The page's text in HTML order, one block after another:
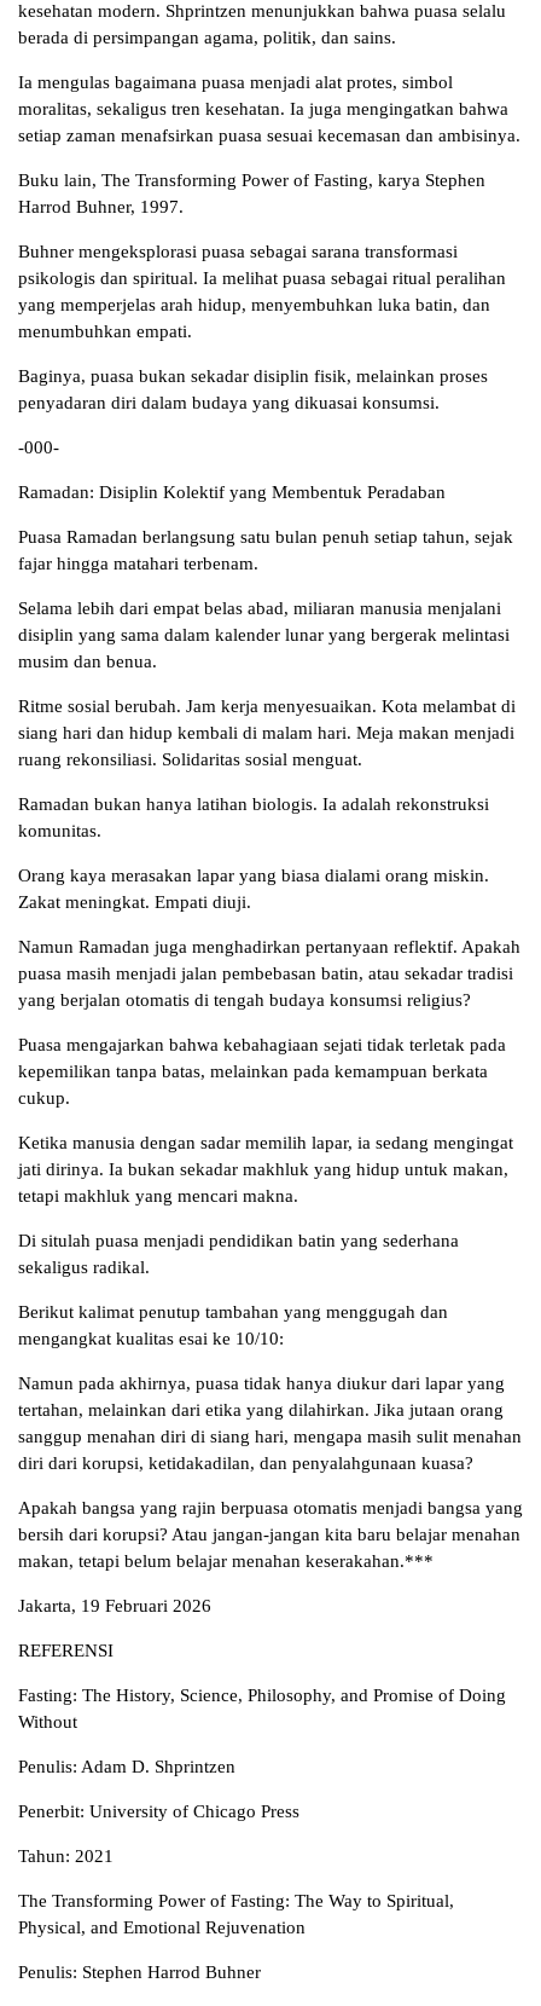
kesehatan modern. Shprintzen menunjukkan bahwa puasa selalu
berada di persimpangan agama, politik, dan sains.
Ia mengulas bagaimana puasa menjadi alat protes, simbol
moralitas, sekaligus tren kesehatan. Ia juga mengingatkan bahwa
setiap zaman menafsirkan puasa sesuai kecemasan dan ambisinya.
Buku lain, The Transforming Power of Fasting, karya Stephen
Harrod Buhner, 1997.
Buhner mengeksplorasi puasa sebagai sarana transformasi
psikologis dan spiritual. Ia melihat puasa sebagai ritual peralihan
yang memperjelas arah hidup, menyembuhkan luka batin, dan
menumbuhkan empati.
Baginya, puasa bukan sekadar disiplin fisik, melainkan proses
penyadaran diri dalam budaya yang dikuasai konsumsi.
-000-
Ramadan: Disiplin Kolektif yang Membentuk Peradaban
Puasa Ramadan berlangsung satu bulan penuh setiap tahun, sejak
fajar hingga matahari terbenam.
Selama lebih dari empat belas abad, miliaran manusia menjalani
disiplin yang sama dalam kalender lunar yang bergerak melintasi
musim dan benua.
Ritme sosial berubah. Jam kerja menyesuaikan. Kota melambat di
siang hari dan hidup kembali di malam hari. Meja makan menjadi
ruang rekonsiliasi. Solidaritas sosial menguat.
Ramadan bukan hanya latihan biologis. Ia adalah rekonstruksi
komunitas.
Orang kaya merasakan lapar yang biasa dialami orang miskin.
Zakat meningkat. Empati diuji.
Namun Ramadan juga menghadirkan pertanyaan reflektif. Apakah
puasa masih menjadi jalan pembebasan batin, atau sekadar tradisi
yang berjalan otomatis di tengah budaya konsumsi religius?
Puasa mengajarkan bahwa kebahagiaan sejati tidak terletak pada
kepemilikan tanpa batas, melainkan pada kemampuan berkata
cukup.
Ketika manusia dengan sadar memilih lapar, ia sedang mengingat
jati dirinya. Ia bukan sekadar makhluk yang hidup untuk makan,
tetapi makhluk yang mencari makna.
Di situlah puasa menjadi pendidikan batin yang sederhana
sekaligus radikal.
Berikut kalimat penutup tambahan yang menggugah dan
mengangkat kualitas esai ke 10/10:
Namun pada akhirnya, puasa tidak hanya diukur dari lapar yang
tertahan, melainkan dari etika yang dilahirkan. Jika jutaan orang
sanggup menahan diri di siang hari, mengapa masih sulit menahan
diri dari korupsi, ketidakadilan, dan penyalahgunaan kuasa?
Apakah bangsa yang rajin berpuasa otomatis menjadi bangsa yang
bersih dari korupsi? Atau jangan-jangan kita baru belajar menahan
makan, tetapi belum belajar menahan keserakahan.***
Jakarta, 19 Februari 2026
REFERENSI
Fasting: The History, Science, Philosophy, and Promise of Doing
Without
Penulis: Adam D. Shprintzen
Penerbit: University of Chicago Press
Tahun: 2021
The Transforming Power of Fasting: The Way to Spiritual,
Physical, and Emotional Rejuvenation
Penulis: Stephen Harrod Buhner